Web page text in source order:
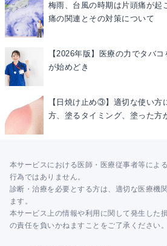
梅雨、台風の時期は片頭痛が起
痛の関連とその対策について
【2026年版】医療の力でタバ
が始めどき
【日焼け止め③】適切な使い方
方、塗るタイミング、塗った方
本サービスにおける医師・医療従事者等によ
行為ではありません。
診断・治療を必要とする方は、適切な医療機
ます。
本サービス上の情報や利用に関して発生した
の責任を負いかねますことをご了承ください。